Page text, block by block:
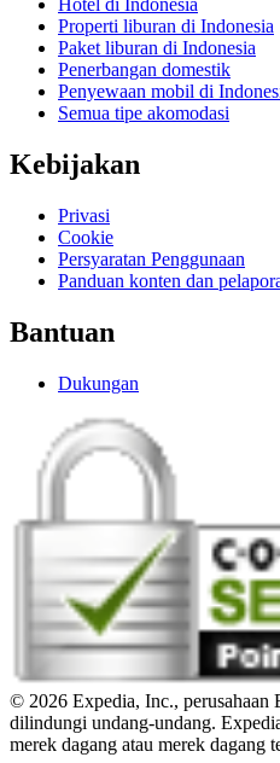
Hotel di Indonesia
Properti liburan di Indonesia
Paket liburan di Indonesia
Penerbangan domestik
Penyewaan mobil di
Semua tipe akomodasi
Kebijakan
Privasi
Cookie
Persyaratan Penggunaan
Panduan konten dan
Bantuan
Dukungan
© 2026 Expedia, Inc., perusahaan
dilindungi undang-undang.
merek dagang atau merek dagang